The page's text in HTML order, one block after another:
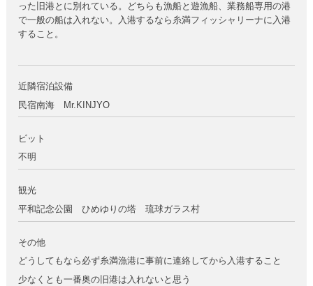
った旧港とに別れている。どちらも漁船と遊漁船、業務船専用の港
で一般の船は入れない。入港するなら糸満フィッシャリーナに入港
すること。
近隣宿泊設備
民宿南海 Mr.KINJYO
ビット
不明
観光
平和記念公園 ひめゆりの塔 琉球ガラス村
その他
どうしてもなら必ず糸満漁港に事前に連絡してから入港すること
少なくとも一番奥の旧港は入れないと思う